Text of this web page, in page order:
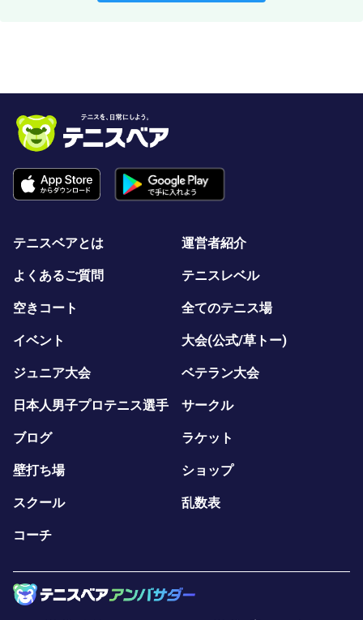
テニスベアとは 運営者紹介
よくあるご質問 テニスレベル
空きコート 全てのテニス場
イベント 大会(公式/草トー)
ジュニア大会 ベテラン大会
日本人男子プロテニス選手 サークル
ブログ ラケット
壁打ち場 ショップ
スクール 乱数表
コーチ